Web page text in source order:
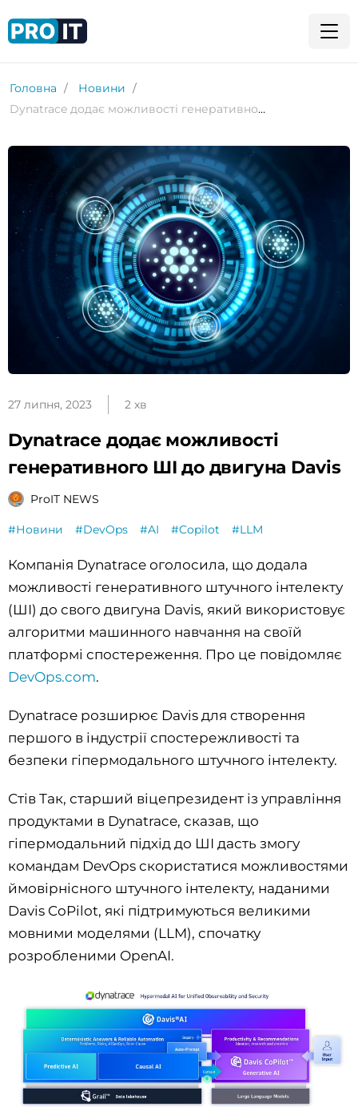
Головна
Новини
Dynatrace додає можливості генеративного ШІ до двигуна Davis
27 липня, 2023 2 хв
Dynatrace додає можливості
генеративного ШІ до двигуна Davis
ProIT NEWS
#Новини #DevOps #AI #Copilot #LLM
Компанія Dynatrace оголосила, що додала
можливості генеративного штучного інтелекту
(ШІ) до свого двигуна Davis, який використовує
алгоритми машинного навчання на своїй
платформі спостереження. Про це повідомляє
DevOps.com.
Dynatrace розширює Davis для створення
першого в індустрії спостережливості та
безпеки гіпермодального штучного інтелекту.
Стів Так, старший віцепрезидент із управління
продуктами в Dynatrace, сказав, що
гіпермодальний підхід до ШІ дасть змогу
командам DevOps скористатися можливостями
ймовірнісного штучного інтелекту, наданими
Davis CoPilot, які підтримуються великими
мовними моделями (LLM), спочатку
розробленими OpenAI.